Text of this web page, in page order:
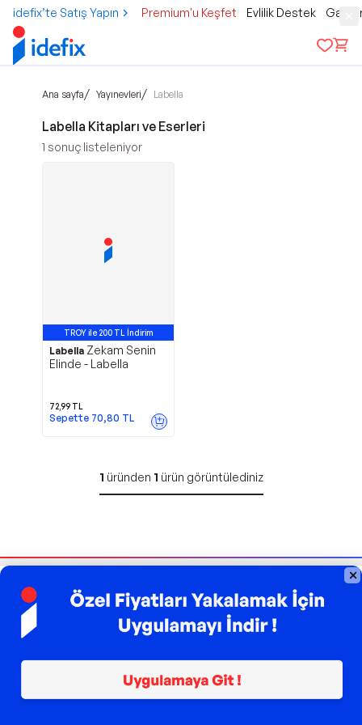
idefix’te Satış Yapın Premium'u Keşfet Evlilik Destek
Ana sayfa/ Yayınevleri/ Labella
Labella Kitapları ve Eserleri
1 sonuç listeleniyor
TROY ile 200 TL İndirim
Labella Zekam Senin
Elinde - Labella
72,99 TL
Sepette 70,80 TL
1 üründen 1 ürün görüntülediniz
Bizi Takip Edin